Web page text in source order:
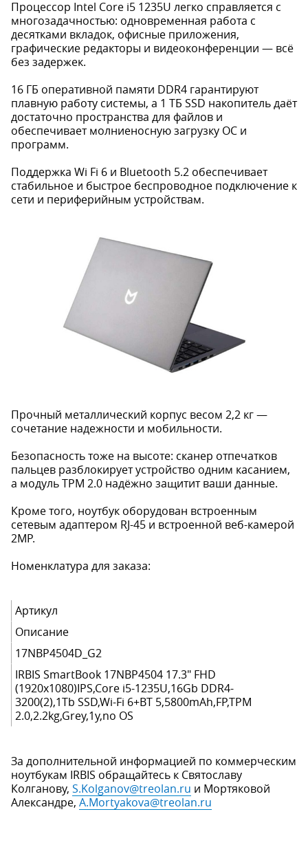
Процессор Intel Core i5 1235U легко справляется с
многозадачностью: одновременная работа с
десятками вкладок, офисные приложения,
графические редакторы и видеоконференции — всё
без задержек.
16 ГБ оперативной памяти DDR4 гарантируют
плавную работу системы, а 1 ТБ SSD накопитель даёт
достаточно пространства для файлов и
обеспечивает молниеносную загрузку ОС и
программ.
Поддержка Wi Fi 6 и Bluetooth 5.2 обеспечивает
стабильное и быстрое беспроводное подключение к
сети и периферийным устройствам.
Прочный металлический корпус весом 2,2 кг —
сочетание надежности и мобильности.
Безопасность тоже на высоте: сканер отпечатков
пальцев разблокирует устройство одним касанием,
а модуль TPM 2.0 надёжно защитит ваши данные.
Кроме того, ноутбук оборудован встроенным
сетевым адаптером RJ-45 и встроенной веб-камерой
2MP.
Номенклатура для заказа:
Артикул
Описание
17NBP4504D_G2
IRBIS SmartBook 17NBP4504 17.3" FHD
(1920x1080)IPS,Core i5-1235U,16Gb DDR4-
3200(2),1Tb SSD,Wi-Fi 6+BT 5,5800mAh,FP,TPM
2.0,2.2kg,Grey,1y,no OS
За дополнительной информацией по коммерческим
ноутбукам IRBIS обращайтесь к Святославу
Колганову, S.Kolganov@treolan.ru и Мортяковой
Александре, A.Mortyakova@treolan.ru